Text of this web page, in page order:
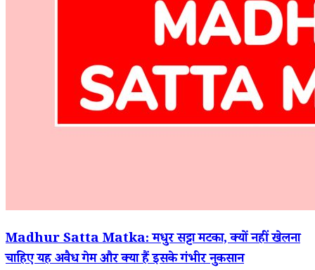
Madhur Satta Matka: मधुर सट्टा मटका, क्यों नहीं खेलना
चाहिए यह अवैध गेम और क्या हैं इसके गंभीर नुकसान